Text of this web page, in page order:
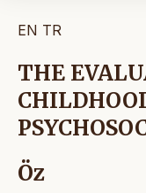
EN TR
THE
Öz